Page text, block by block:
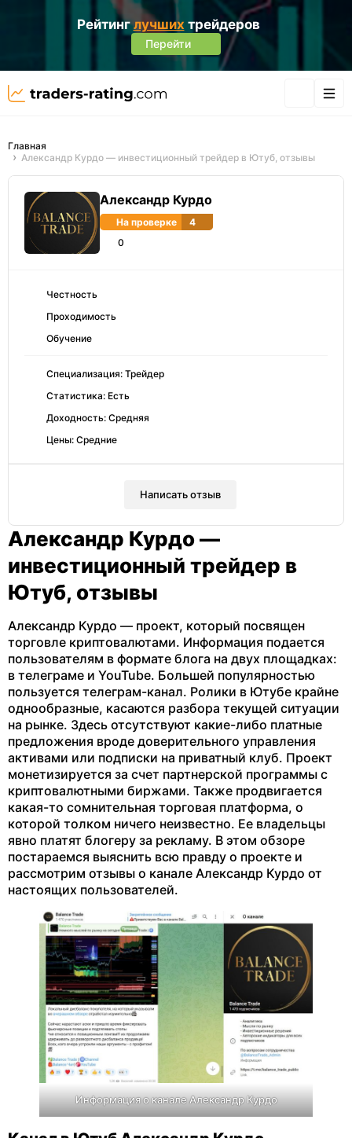
Рейтинглучших трейдеров
Перейти
Главная
Александр Курдо — инвестиционный трейдер в Ютуб, отзывы
Александр Курдо
На проверке
4
0
Честность
Проходимость
Обучение
Специализация: Трейдер
Статистика: Есть
Доходность: Средняя
Цены: Средние
Написать отзыв
Александр Курдо —
инвестиционный трейдер в
Ютуб, отзывы
Александр Курдо — проект, который посвящен
торговле криптовалютами. Информация подается
пользователям в формате блога на двух площадках:
в телеграме и YouTube. Большей популярностью
пользуется телеграм-канал. Ролики в Ютубе крайне
однообразные, касаются разбора текущей ситуации
на рынке. Здесь отсутствуют какие-либо платные
предложения вроде доверительного управления
активами или подписки на приватный клуб. Проект
монетизируется за счет партнерской программы с
криптовалютными биржами. Также продвигается
какая-то сомнительная торговая платформа, о
которой толком ничего неизвестно. Ее владельцы
явно платят блогеру за рекламу. В этом обзоре
постараемся выяснить всю правду о проекте и
рассмотрим отзывы о канале Александр Курдо от
настоящих пользователей.
Информация о канале Александр Курдо